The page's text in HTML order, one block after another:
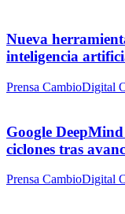
Nueva
inteligencia
Prensa CambioDigital
Google
ciclones tras
Prensa CambioDigital